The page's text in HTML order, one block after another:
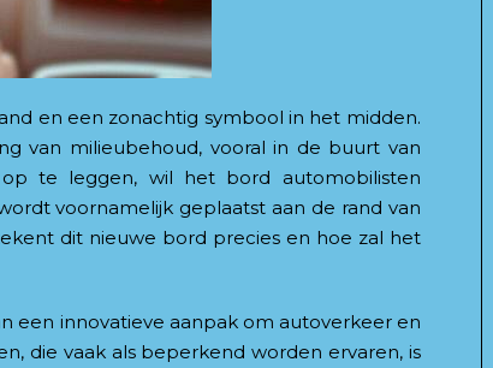
en een zonachtig symbool in het midden.
van milieubehoud, vooral in de buurt van
te leggen, wil het bord automobilisten
voornamelijk geplaatst aan de rand van
dit nieuwe bord precies en hoe zal het
een innovatieve aanpak om autoverkeer en
die vaak als beperkend worden ervaren, is